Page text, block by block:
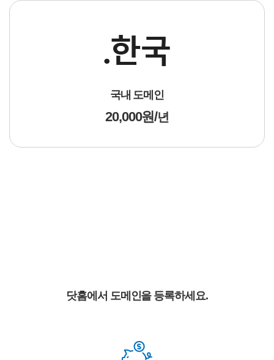
국내 도메인
20,000원 /년
닷홈에서 도메인을 등록하세요.